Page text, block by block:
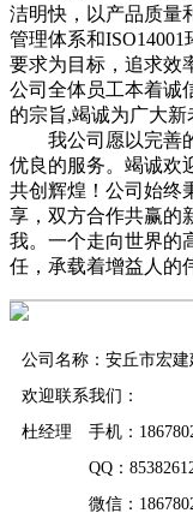
洁明快，以产品质量
管理体系和
要求为目标，追求效
公司全体员工本着诚
的宗旨,竭诚为广大新
我公司愿以完善的
优良的服务。竭诚欢
共创辉煌！公司始终
享，双方合作共赢的
我。一个走向世界的
任，承载着增益人的
公司名称：安丘市宏建
欢迎联系我们：
杜经理 手机：
QQ：
微信：